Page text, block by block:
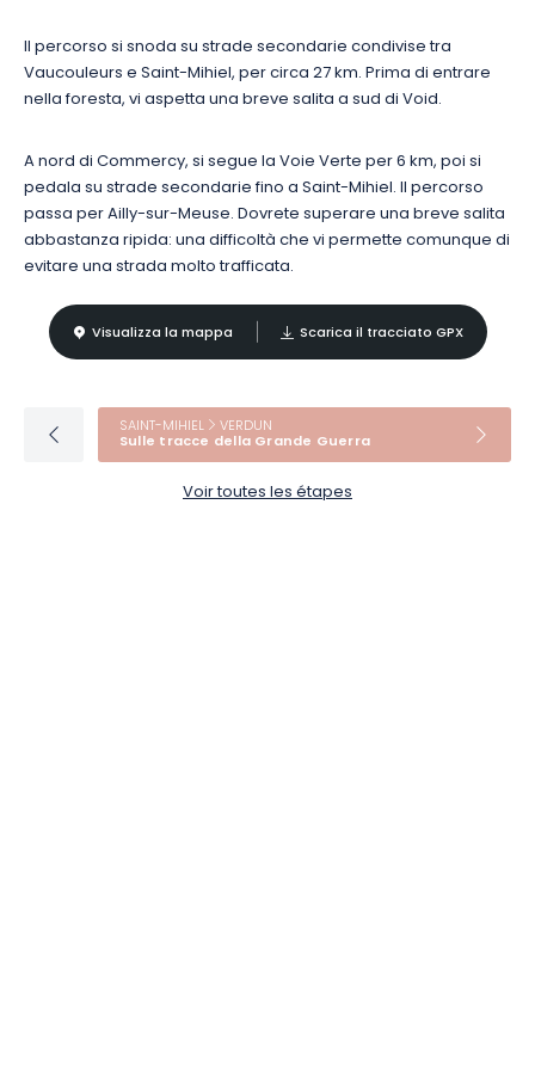
Il percorso si snoda su strade secondarie condivise tra
Vaucouleurs e Saint-Mihiel, per circa 27 km. Prima di entrare
nella foresta, vi aspetta una breve salita a sud di Void.
A nord di Commercy, si segue la Voie Verte per 6 km, poi si
pedala su strade secondarie fino a Saint-Mihiel. Il percorso
passa per Ailly-sur-Meuse. Dovrete superare una breve salita
abbastanza ripida: una difficoltà che vi permette comunque di
evitare una strada molto trafficata.
Visualizza la mappa Scarica il tracciato GPX
SAINT-MIHIEL VERDUN
Sulle tracce della Grande Guerra
Voir toutes les étapes